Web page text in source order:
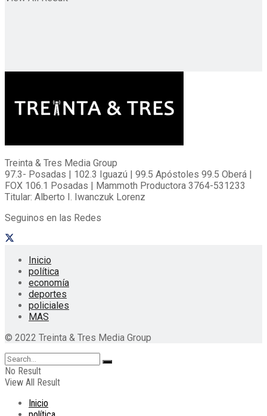
Treinta & Tres Media Group
97.3- Posadas | 102.3 Iguazú | 99.5 Apóstoles 99.5 Oberá |
FOX 106.1 Posadas | Mammoth Productora 3764-531233
Titular: Alberto I. Iwanczuk Lorenz
Seguinos en las Redes
Inicio
política
economía
deportes
policiales
MAS
© 2022 Treinta & Tres Media Group
No Result
View All Result
Inicio